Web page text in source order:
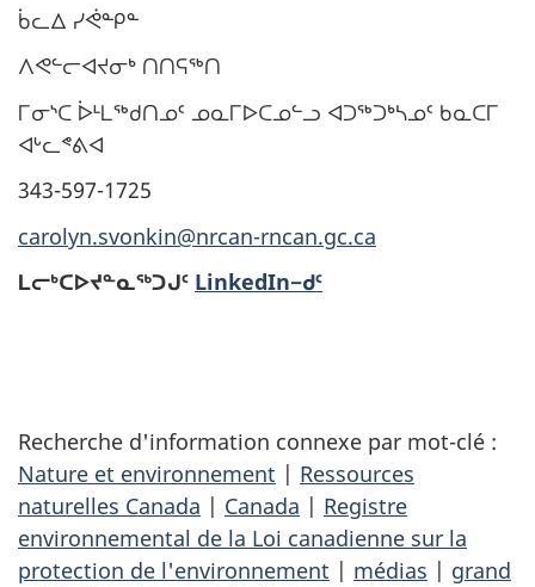
ᑳᓚᐃ ᓯᕚᓐᑭᓐ
ᐱᕙᓪᓕᐊᔪᓂᒃ ᑎᑎᕋᖅᑎ
ᒥᓂᔅᑕ ᐆᒻᒪᖅᑯᑎᓄᑦ ᓄᓇᒥᐅᑕᓄᓪᓗ ᐊᑐᖅᑐᒃᓴᓄᑦ ᑲᓇᑕᒥ
ᐊᒡᓚᕝᕕᐊ
343-597-1725
carolyn.svonkin@nrcan-rncan.gc.ca
ᒪᓕᒃᑕᐅᔪᓐᓇᖅᑐᒍᑦ LinkedIn−ᑯᑦ
Recherche d'information connexe par mot-clé :
Nature et environnement | Ressources
naturelles Canada | Canada | Registre
environnemental de la Loi canadienne sur la
protection de l'environnement | médias | grand